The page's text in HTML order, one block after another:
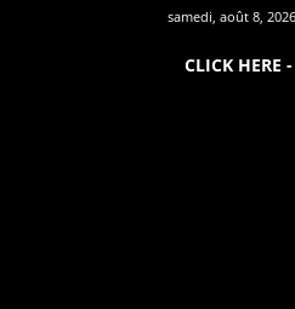
samedi, août 8, 2026
CLICK HERE